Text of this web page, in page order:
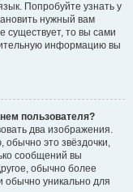
Попробуйте узнать у
нужный вам
существует, то вы сами
информацию вы
пользователя?
два изображения.
это звёздочки,
сообщений вы
обычно более
обычно уникально для